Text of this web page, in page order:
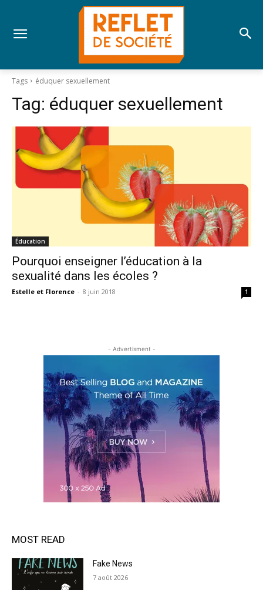
Tags éduquer sexuellement
Tag: éduquer sexuellement
Éducation
Pourquoi enseigner l’éducation à la
sexualité dans les écoles ?
Estelle et Florence - 8 juin 2018 1
- Advertisment -
MOST READ
Fake News
7 août 2026